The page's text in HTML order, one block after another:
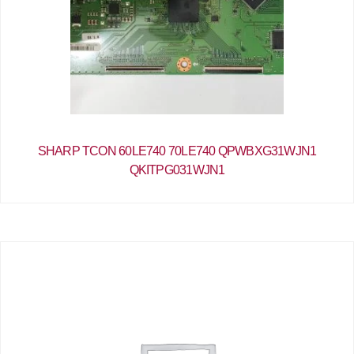
SHARP TCON 60LE740 70LE740 QPWBXG31WJN1
QKITPG031WJN1